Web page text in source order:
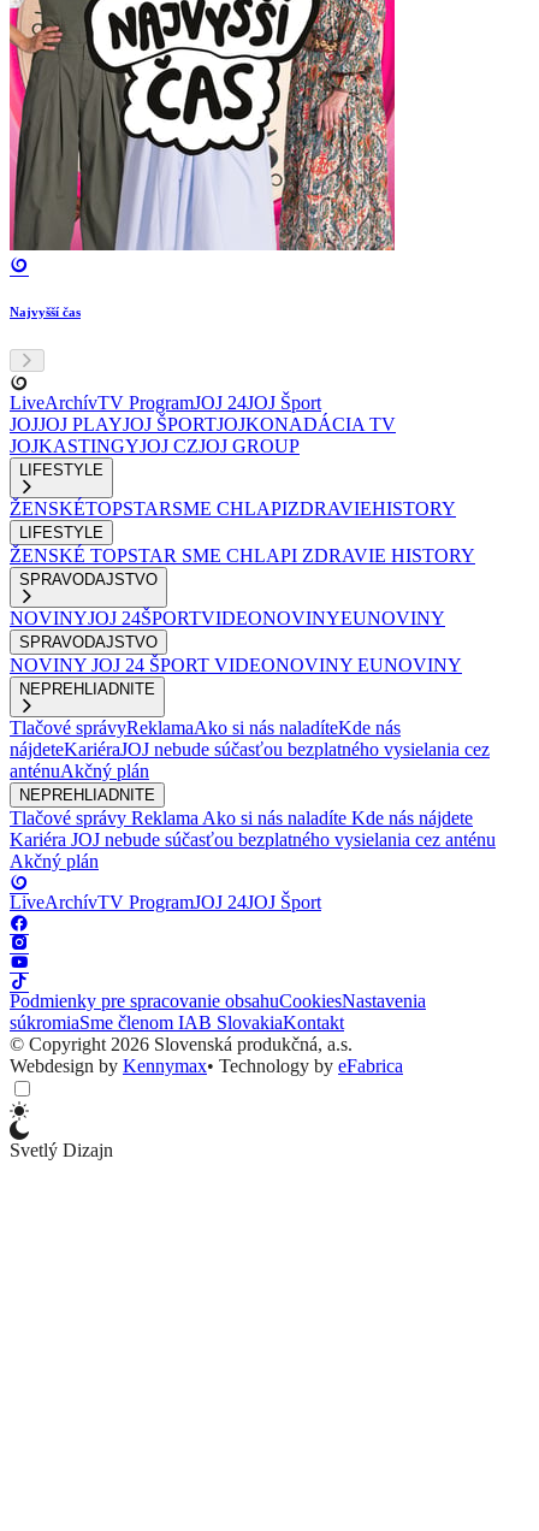
Najvyšší čas
LiveArchívTV ProgramJOJ 24JOJ Šport
JOJJOJ PLAYJOJ ŠPORTJOJKONADÁCIA TV
JOJKASTINGYJOJ CZJOJ GROUP
LIFESTYLE
ŽENSKÉTOPSTARSME CHLAPIZDRAVIEHISTORY
LIFESTYLE
ŽENSKÉ TOPSTAR SME CHLAPI ZDRAVIE HISTORY
SPRAVODAJSTVO
NOVINYJOJ 24ŠPORTVIDEONOVINYEUNOVINY
SPRAVODAJSTVO
NOVINY JOJ 24 ŠPORT VIDEONOVINY EUNOVINY
NEPREHLIADNITE
Tlačové správyReklamaAko si nás naladíteKde nás
nájdeteKariéraJOJ nebude súčasťou bezplatného vysielania cez
anténuAkčný plán
NEPREHLIADNITE
Tlačové správy Reklama Ako si nás naladíte Kde nás nájdete
Kariéra JOJ nebude súčasťou bezplatného vysielania cez anténu
Akčný plán
LiveArchívTV ProgramJOJ 24JOJ Šport
Podmienky pre spracovanie obsahuCookiesNastavenia
súkromiaSme členom IAB SlovakiaKontakt
© Copyright 2026 Slovenská produkčná, a.s.
Webdesign by Kennymax• Technology by eFabrica
Svetlý Dizajn